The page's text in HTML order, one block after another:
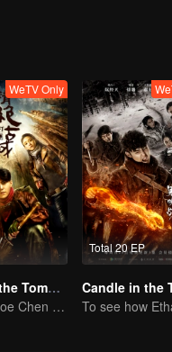
WeTV Only
Candle in the Tomb: the Ancient City of Jingjue
Jin Dong, Joe Chen unlock an adventure in the tomb
Total 20 EP